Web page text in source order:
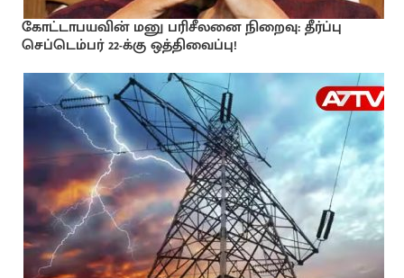
கோட்டாபயவின் மனு பரிசீலனை நிறைவு: தீர்ப்பு
செப்டெம்பர் 22-க்கு ஒத்திவைப்பு!